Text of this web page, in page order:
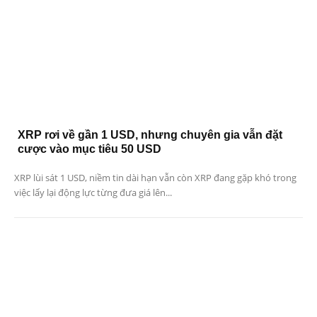
XRP rơi về gần 1 USD, nhưng chuyên gia vẫn đặt
cược vào mục tiêu 50 USD
XRP lùi sát 1 USD, niềm tin dài hạn vẫn còn XRP đang gặp khó trong
việc lấy lại động lực từng đưa giá lên...